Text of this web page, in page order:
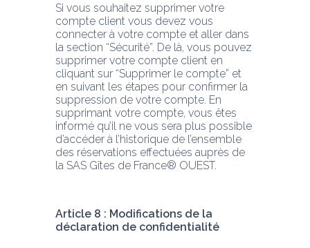
Si vous souhaitez supprimer votre
compte client vous devez vous
connecter à votre compte et aller dans
la section “Sécurité”. De là, vous pouvez
supprimer votre compte client en
cliquant sur “Supprimer le compte” et
en suivant les étapes pour confirmer la
suppression de votre compte. En
supprimant votre compte, vous êtes
informé qu’il ne vous sera plus possible
d’accéder à l’historique de l’ensemble
des réservations effectuées auprès de
la SAS Gîtes de France® OUEST.
Article 8 : Modifications de la
déclaration de confidentialité